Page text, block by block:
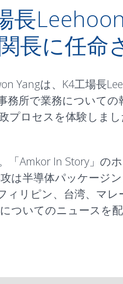
長
長に任命
Yangは、K4工場長
務所で業務について
プロセスを体験しまし
Amkor In Story」の
は半導体パッケージ
ィリピン、台湾、マ
ついてのニュースを配